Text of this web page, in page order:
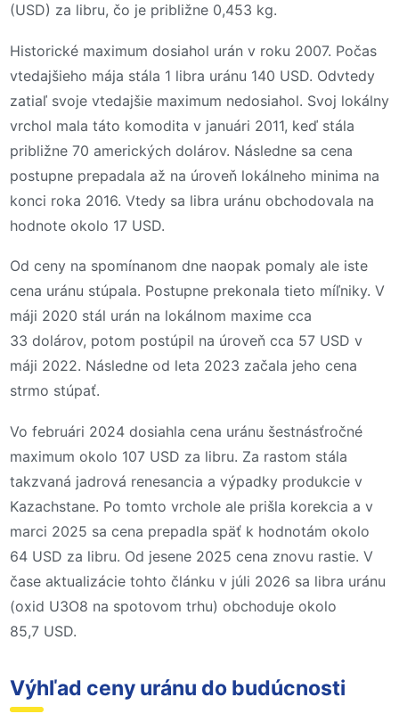
(USD) za libru, čo je približne 0,453 kg.
Historické maximum dosiahol urán v roku 2007. Počas
vtedajšieho mája stála 1 libra uránu 140 USD. Odvtedy
zatiaľ svoje vtedajšie maximum nedosiahol. Svoj lokálny
vrchol mala táto komodita v januári 2011, keď stála
približne 70 amerických dolárov. Následne sa cena
postupne prepadala až na úroveň lokálneho minima na
konci roka 2016. Vtedy sa libra uránu obchodovala na
hodnote okolo 17 USD.
Od ceny na spomínanom dne naopak pomaly ale iste
cena uránu stúpala. Postupne prekonala tieto míľniky. V
máji 2020 stál urán na lokálnom maxime cca
33 dolárov, potom postúpil na úroveň cca 57 USD v
máji 2022. Následne od leta 2023 začala jeho cena
strmo stúpať.
Vo februári 2024 dosiahla cena uránu šestnásťročné
maximum okolo 107 USD za libru. Za rastom stála
takzvaná jadrová renesancia a výpadky produkcie v
Kazachstane. Po tomto vrchole ale prišla korekcia a v
marci 2025 sa cena prepadla späť k hodnotám okolo
64 USD za libru. Od jesene 2025 cena znovu rastie. V
čase aktualizácie tohto článku v júli 2026 sa libra uránu
(oxid U3O8 na spotovom trhu) obchoduje okolo
85,7 USD.
Výhľad ceny uránu do budúcnosti